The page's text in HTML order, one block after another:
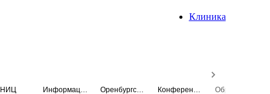
Клиника
НИЦ